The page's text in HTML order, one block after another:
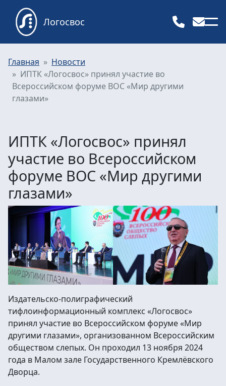
Логосвос
Главная
Новости
ИПТК «Логосвос» принял участие во
Всероссийском форуме ВОС «Мир другими
глазами»
ИПТК «Логосвос» принял
участие во Всероссийском
форуме ВОС «Мир другими
глазами»
Издательско-полиграфический
тифлоинформационный комплекс «Логосвос»
принял участие во Всероссийском форуме «Мир
другими глазами», организованном Всероссийским
обществом слепых. Он проходил 13 ноября 2024
года в Малом зале Государственного Кремлёвского
Дворца.